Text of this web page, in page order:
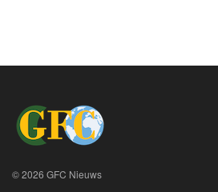
© 2026 GFC Nieuws